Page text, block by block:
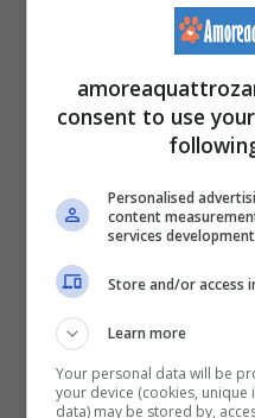
agire in tempi brevi
zampe a liberarsi
sfruttamento a cui
quel momento.
consent to use
Personalised
content
services development
Store and/or access
Learn more
Your personal data will be
your device (cookies,
data) may be stored by,